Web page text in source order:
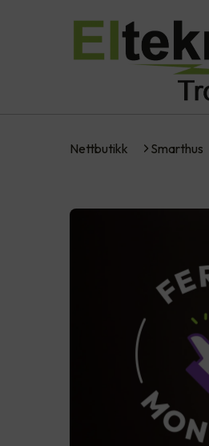
Nettbutikk Smarthus